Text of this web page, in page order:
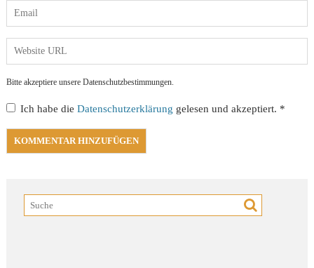
Bitte akzeptiere unsere Datenschutzbestimmungen.
Ich habe dieDatenschutzerklärung gelesen und akzeptiert. *